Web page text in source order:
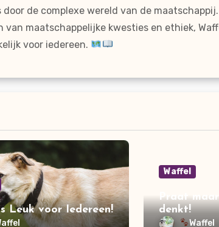
de complexe wereld van de maatschappij.
maatschappelijke kwesties en ethiek,
voor iedereen.
Leuk voor Iedereen!
Waffel
Praat
denkt!
Waffel